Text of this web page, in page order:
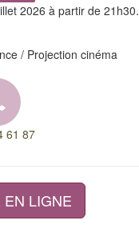
2026 à partir de 21h30.
/ Projection cinéma
61 87
LIGNE